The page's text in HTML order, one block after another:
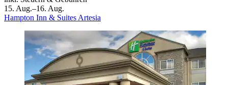
15. Aug.–16. Aug.
Hampton Inn & Suites Artesia